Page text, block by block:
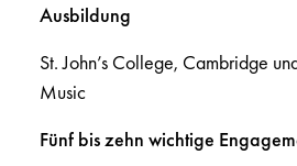
Ausbildung
St. John’s College, Cambridge
Music
Fünf bis zehn wichtige